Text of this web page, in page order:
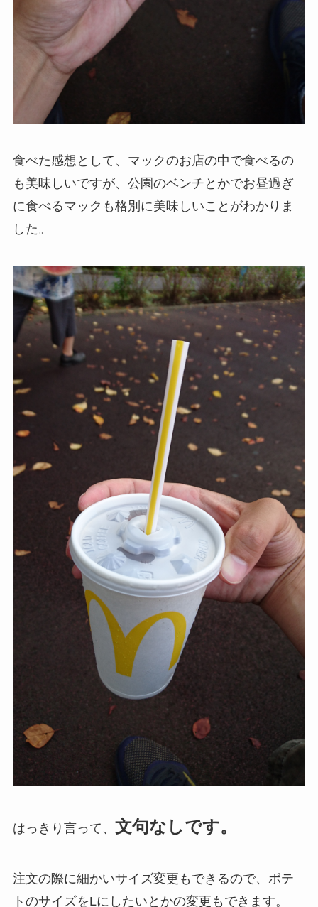
食べた感想として、マックのお店の中で食べるの
も美味しいですが、公園のベンチとかでお昼過ぎ
に食べるマックも格別に美味しいことがわかりま
した。
はっきり言って、 文句なしです。
注文の際に細かいサイズ変更もできるので、ポテ
トのサイズをLにしたいとかの変更もできます。